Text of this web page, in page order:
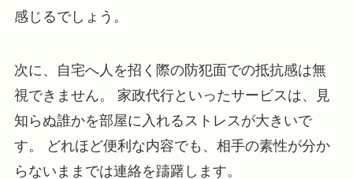
感じるでしょう。
次に、自宅へ人を招く際の防犯面での抵抗感は無
視できません。 家政代行といったサービスは、見
知らぬ誰かを部屋に入れるストレスが大きいで
す。 どれほど便利な内容でも、相手の素性が分か
らないままでは連絡を躊躇します。